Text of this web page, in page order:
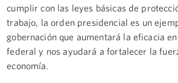
cumplir con las leyes básicas de
trabajo, la orden presidencial es un
gobernación que aumentará la eficacia
federal y nos ayudará a fortalecer la
economía.